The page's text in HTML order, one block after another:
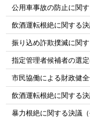
公用車事故の防止に関
飲酒運転根絶に関する決
振り込め詐欺撲滅に関
指定管理者候補者の選
市民協働による財政健
飲酒運転根絶に関する決
暴力根絶に関する決議（